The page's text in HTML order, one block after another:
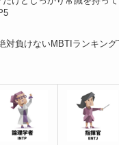
対負けないMBTIランキング